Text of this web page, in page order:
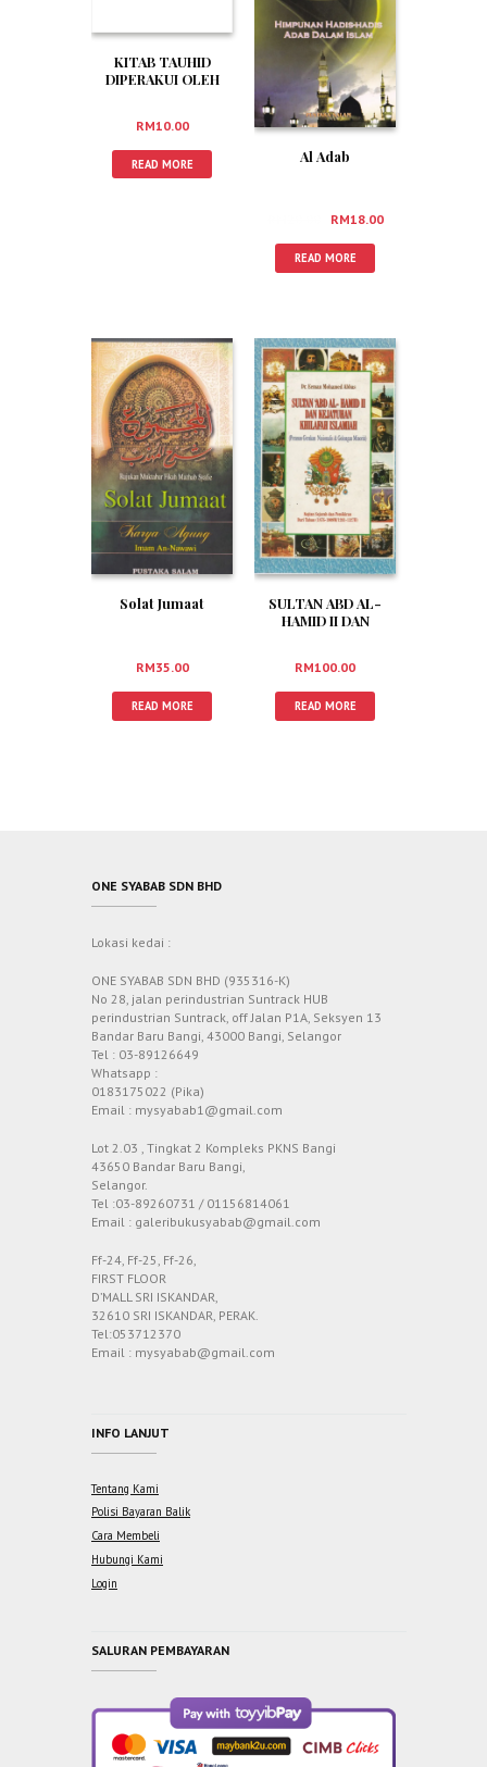
KITAB TAUHID
DIPERAKUI OLEH
RM10.00
READ MORE Al Adab
RM18.00
READ MORE
Solat Jumaat
RM35.00
READ MORE
SULTAN ABD AL-
HAMID II DAN
RM100.00
READ MORE
ONE SYABAB SDN BHD
Lokasi kedai :
ONE SYABAB SDN BHD (935316-K)
No 28, jalan perindustrian Suntrack HUB
perindustrian Suntrack, off Jalan P1A, Seksyen 13
Bandar Baru Bangi, 43000 Bangi, Selangor
Tel : 03-89126649
Whatsapp :
0183175022 (Pika)
Email : mysyabab1@gmail.com
Lot 2.03 , Tingkat 2 Kompleks PKNS Bangi
43650 Bandar Baru Bangi,
Selangor.
Tel :03-89260731 / 01156814061
Email : galeribukusyabab@gmail.com
Ff-24, Ff-25, Ff-26,
FIRST FLOOR
D’MALL SRI ISKANDAR,
32610 SRI ISKANDAR, PERAK.
Tel:053712370
Email : mysyabab@gmail.com
INFO LANJUT
Tentang Kami
Polisi Bayaran Balik
Cara Membeli
Hubungi Kami
Login
SALURAN PEMBAYARAN